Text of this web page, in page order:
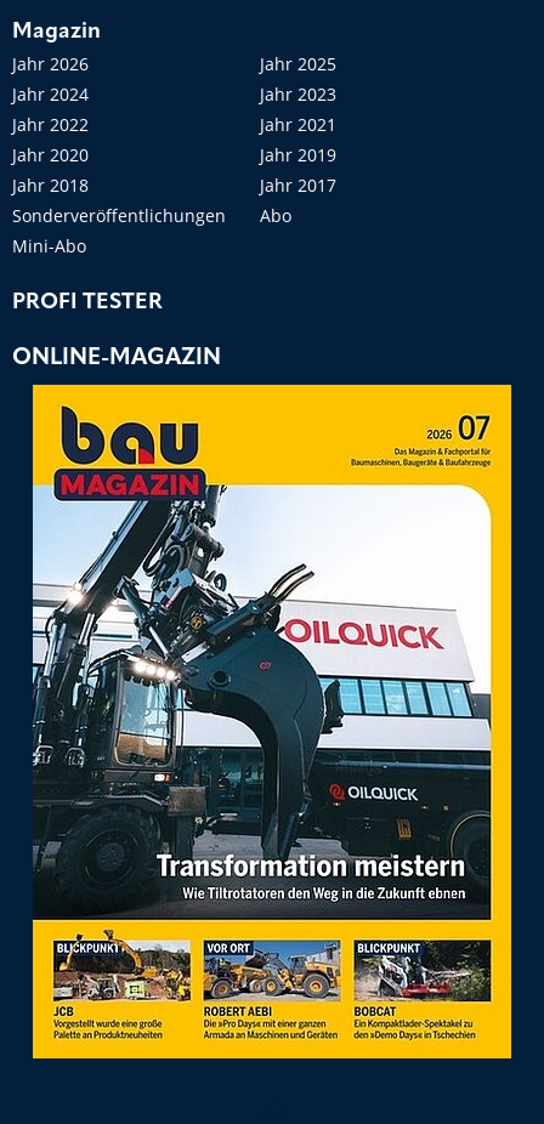
Magazin
Jahr 2026
Jahr 2025
Jahr 2024
Jahr 2023
Jahr 2022
Jahr 2021
Jahr 2020
Jahr 2019
Jahr 2018
Jahr 2017
Sonderveröffentlichungen
Abo
Mini-Abo
PROFI TESTER
ONLINE-MAGAZIN